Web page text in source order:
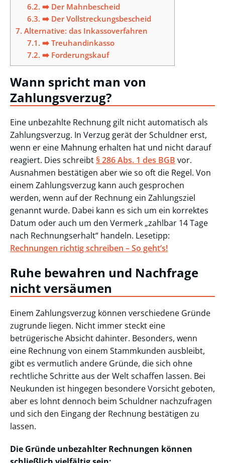
6.2. ➡️ Der Mahnbescheid
6.3. ➡️ Der Vollstreckungsbescheid
7. Alternative: das Inkassoverfahren
7.1. ➡️ Treuhandinkasso
7.2. ➡️ Forderungskauf
Wann spricht man von
Zahlungsverzug?
Eine unbezahlte Rechnung gilt nicht automatisch als
Zahlungsverzug. In Verzug gerät der Schuldner erst,
wenn er eine Mahnung erhalten hat und nicht darauf
reagiert. Dies schreibt § 286 Abs. 1 des BGB vor.
Ausnahmen bestätigen aber wie so oft die Regel. Von
einem Zahlungsverzug kann auch gesprochen
werden, wenn auf der Rechnung ein Zahlungsziel
genannt wurde. Dabei kann es sich um ein korrektes
Datum oder auch um den Vermerk „zahlbar 14 Tage
nach Rechnungserhalt“ handeln. Lesetipp:
Rechnungen richtig schreiben – So geht’s!
Ruhe bewahren und Nachfrage
nicht versäumen
Einem Zahlungsverzug können verschiedene Gründe
zugrunde liegen. Nicht immer steckt eine
betrügerische Absicht dahinter. Besonders, wenn
eine Rechnung von einem Stammkunden ausbleibt,
gibt es vermutlich andere Gründe, die sich ohne
rechtliche Schritte aus der Welt schaffen lassen. Bei
Neukunden ist hingegen besondere Vorsicht geboten,
aber es lohnt dennoch beim Schuldner nachzufragen
und sich den Eingang der Rechnung bestätigen zu
lassen.
Die Gründe unbezahlter Rechnungen können